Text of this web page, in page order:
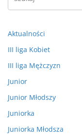
Aktualności
III liga Kobiet
III liga Mężczyzn
Junior
Junior Młodszy
Juniorka
Juniorka Młodsza